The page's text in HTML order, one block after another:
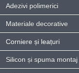
Adezivi polimerici
Materiale decorative
Corniere și leațuri
Silicon și spuma montaj